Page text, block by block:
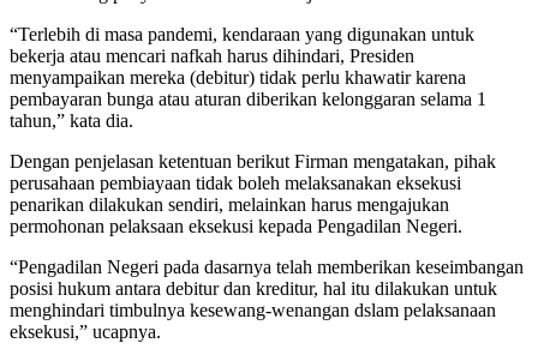
“Terlebih di masa pandemi, kendaraan yang digunakan untuk
bekerja atau mencari nafkah harus dihindari, Presiden
menyampaikan mereka (debitur) tidak perlu khawatir karena
pembayaran bunga atau aturan diberikan kelonggaran selama 1
tahun,” kata dia.
Dengan penjelasan ketentuan berikut Firman mengatakan, pihak
perusahaan pembiayaan tidak boleh melaksanakan eksekusi
penarikan dilakukan sendiri, melainkan harus mengajukan
permohonan pelaksaan eksekusi kepada Pengadilan Negeri.
“Pengadilan Negeri pada dasarnya telah memberikan keseimbangan
posisi hukum antara debitur dan kreditur, hal itu dilakukan untuk
menghindari timbulnya kesewang-wenangan dslam pelaksanaan
eksekusi,” ucapnya.